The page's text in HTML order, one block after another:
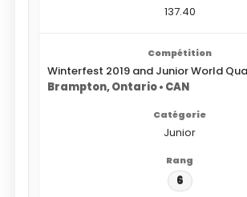
137.40
Winterfest 2019 and Junior World
Brampton, Ontario • CAN
Junior
6